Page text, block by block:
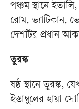
পঞ্চম স্থানে
রোম, ভ্যাটিকান,
দেশটির প্রধান
তুরস্ক
ষষ্ঠ স্থানে তুরস্ক,
ইস্তাম্বুলের হায়া